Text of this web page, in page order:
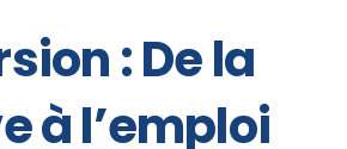
: De la
à l’emploi